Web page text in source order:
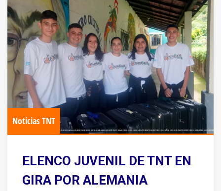
Noticias TNT
ELENCO JUVENIL DE TNT EN
GIRA POR ALEMANIA